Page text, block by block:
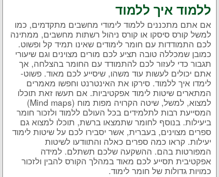
ללמוד איך ללמוד
אם אתם מתכננים ללמוד לימודי מחשבים מתקדמים, כמו
למשל קורס סיסקו או קורס ניהול רשתות מחשבים, ממתינה
לכם התמודדות עם חומר לימודים שאינו תמיד קל ופשוט.
כמובן שמכללה טובה תציע לכם מורים מצוינים וגם שיעורי
תגבור כדי לעזור לכם להתמודד עם החומר בהצלחה, אך
אתם יכולים לעשות עוד משהו, שיסייע לכם מאוד. פשוט-
לימדו איך ללמוד. סירקו את האינטרנט וחפשו מאמרים
המתארים שיטות לימוד אפקטיביות. אם תעשו זאת תוכלו
למצוא, למשל, שיטה הקרויה מפות מוח (Mind maps)
המסייעת רבות לתלמידים בכל העולם ללמוד ולזכור חומר
ביעילות. בנוסף לחומר שתמצאו ברשת, תוכלו למצוא גם
ספרים מצוינים, בעברית, אשר יסבירו לכם על שיטות לימוד
יעילות. קראו כמה ספרים כאלה והתוודעו לשיטות
המפורטות בהם. ההשקעה שלכם תשתלם. למידה
אפקטיבית תסייע לכם מאוד במהלך הקורס להבין ולזכור
כמויות גדולות של חומר לימוד.